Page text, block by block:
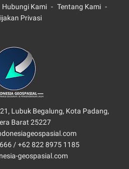
Hubungi Kami
Tentang Kami
Privasi
Lubuk Begalung, Kota Padang,
Barat 25227
/+62 822 8975 1185
geospasial.com